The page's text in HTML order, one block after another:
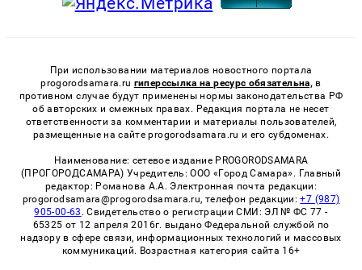
При использовании материалов новостного портала
progorodsamara.ru гиперссылка на ресурс обязательна, в
противном случае будут применены нормы законодательства РФ
об авторских и смежных правах. Редакция портала не несет
ответственности за комментарии и материалы пользователей,
размещенные на сайте progorodsamara.ru и его субдоменах.
Наименование: сетевое издание PROGORODSAMARA
(ПРОГОРОДСАМАРА) Учредитель: ООО «Город Самара». Главный
редактор: Романова А.А. Электронная почта редакции:
progorodsamara@progorodsamara.ru, телефон редакции:+7 (987)
905-00-63 . Свидетельство о регистрации СМИ: ЭЛ № ФС 77 -
65325 от 12 апреля 2016г. выдано Федеральной службой по
надзору в сфере связи, информационных технологий и массовых
коммуникаций. Возрастная категория сайта 16+